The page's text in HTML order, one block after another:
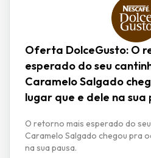
Oferta DolceGusto: O
esperado do seu
Caramelo Salgado
lugar que e dele na sua
O retorno mais esperado do
Caramelo Salgado chegou pra
na sua pausa.